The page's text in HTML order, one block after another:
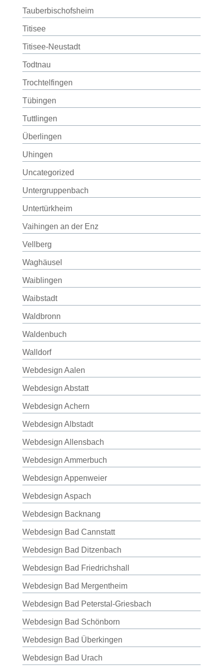
Tauberbischofsheim
Titisee
Titisee-Neustadt
Todtnau
Trochtelfingen
Tübingen
Tuttlingen
Überlingen
Uhingen
Uncategorized
Untergruppenbach
Untertürkheim
Vaihingen an der Enz
Vellberg
Waghäusel
Waiblingen
Waibstadt
Waldbronn
Waldenbuch
Walldorf
Webdesign Aalen
Webdesign Abstatt
Webdesign Achern
Webdesign Albstadt
Webdesign Allensbach
Webdesign Ammerbuch
Webdesign Appenweier
Webdesign Aspach
Webdesign Backnang
Webdesign Bad Cannstatt
Webdesign Bad Ditzenbach
Webdesign Bad Friedrichshall
Webdesign Bad Mergentheim
Webdesign Bad Peterstal-Griesbach
Webdesign Bad Schönborn
Webdesign Bad Überkingen
Webdesign Bad Urach